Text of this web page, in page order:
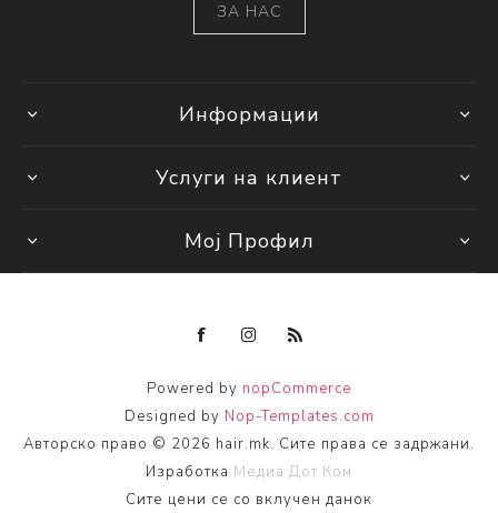
ЗА НАС
Информации
Услуги на клиент
Мој Профил
Powered by nopCommerce
Designed by Nop-Templates.com
Авторско право © 2026 hair.mk. Сите права се задржани.
Изработка Медиа Дот Ком
Сите цени се со вклучен данок